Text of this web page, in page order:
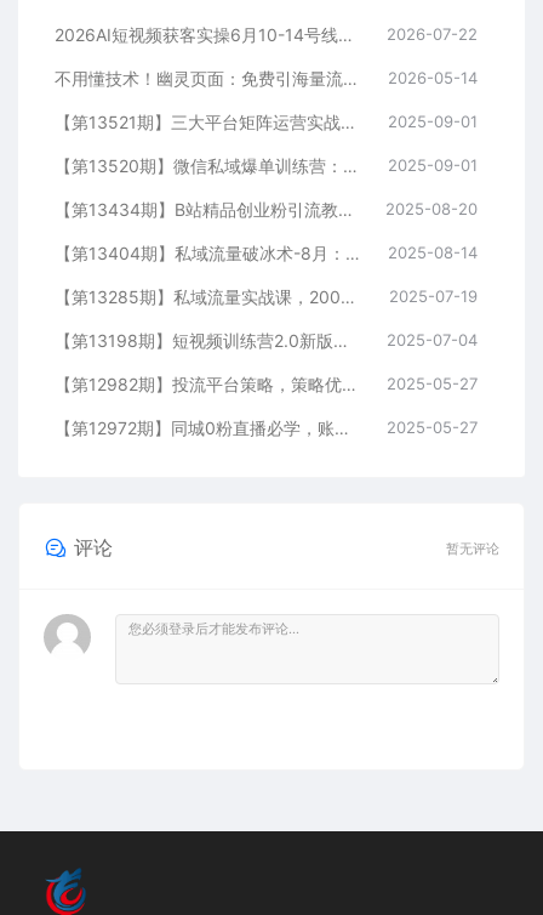
2026AI短视频获客实操6月10-14号线下营，解决视频没流量无客户难题，全套脚本模板实现流量变现 2026-07-22
不用懂技术！幽灵页面：免费引海量流量，匿名做细分领域头部 2026-05-14
【第13521期】三大平台矩阵运营实战：掌握月引流10000+线索的矩阵打法与平台合规策略 2025-09-01
【第13520期】微信私域爆单训练营：一场公开课成交33单案例，99元自动训练营批量变现术 2025-09-01
【第13434期】B站精品创业粉引流教程，团队亲测有效全套引流技术 2025-08-20
【第13404期】私域流量破冰术-8月：52页SOP电子书、11小时录音及10+实战案例视频 2025-08-14
【第13285期】私域流量实战课，200人团队运营模型，矩阵引流技术，高客单私聊转化策略 2025-07-19
【第13198期】短视频训练营2.0新版，7大流量密码/钩子设计技巧/私域引流/DOU+投放指南 2025-07-04
【第12982期】投流平台策略，策略优化实操，解决投流5大痛点，4步实现精准引流 2025-05-27
【第12972期】同城0粉直播必学，账号定位，绿幕搭建，精准千粉引流实战攻略 2025-05-27
评论 暂无评论